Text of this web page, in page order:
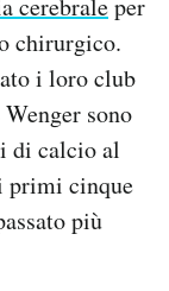
cerebraleper
chirurgico.
i loro club
sono
di calcio al
primi cinque
più